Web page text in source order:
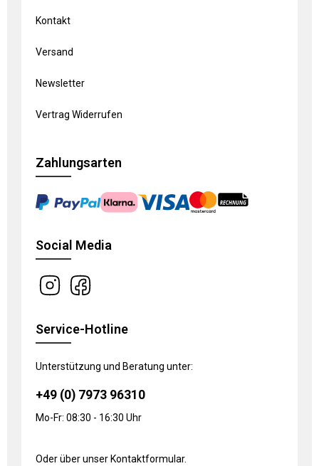
Kontakt
Versand
Newsletter
Vertrag Widerrufen
Zahlungsarten
Social Media
Service-Hotline
Unterstützung und Beratung unter:
+49 (0) 7973 96310
Mo-Fr: 08:30 - 16:30 Uhr
Oder über unser Kontaktformular.